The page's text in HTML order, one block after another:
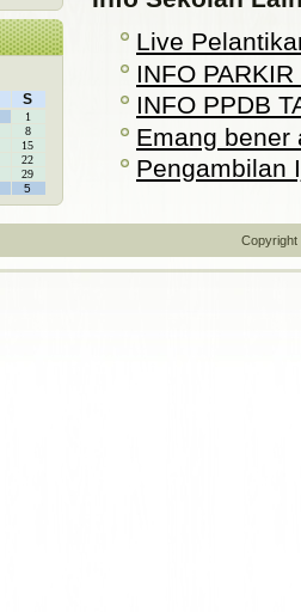
S
1
8
15
22
29
5
Live
INFO
INFO PPDB
Emang bener
Pengambilan